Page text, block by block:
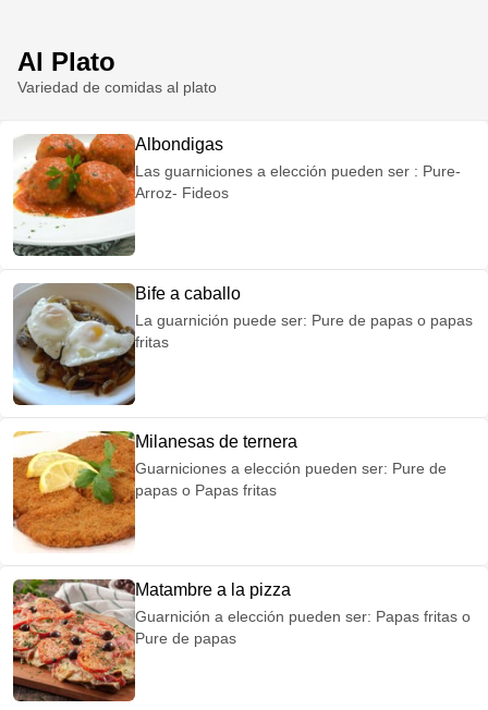
Al Plato
Variedad de comidas al plato
Albondigas
Las guarniciones a elección pueden ser : Pure-
Arroz- Fideos
Bife a caballo
La guarnición puede ser: Pure de papas o papas
fritas
Milanesas de ternera
Guarniciones a elección pueden ser: Pure de
papas o Papas fritas
Matambre a la pizza
Guarnición a elección pueden ser: Papas fritas o
Pure de papas